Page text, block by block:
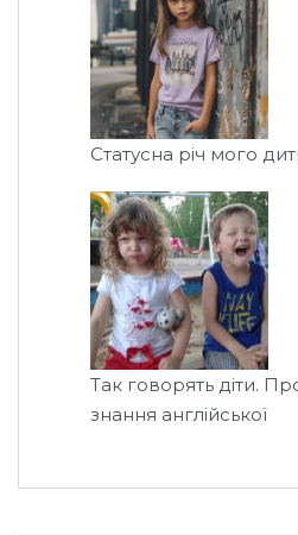
Статусна річ мого
Так говорять діти.
знання англійської